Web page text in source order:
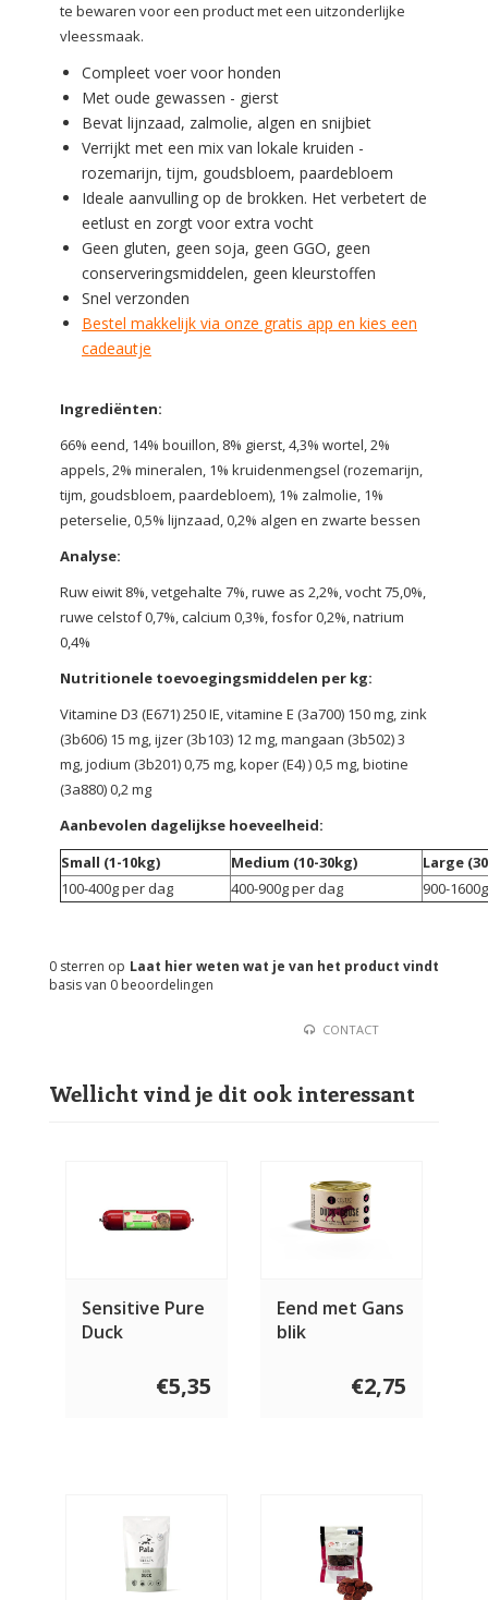
te bewaren voor een product met een uitzonderlijke
vleessmaak.
Compleet voer voor honden
Met oude gewassen - gierst
Bevat lijnzaad, zalmolie, algen en snijbiet
Verrijkt met een mix van lokale kruiden -
rozemarijn, tijm, goudsbloem, paardebloem
Ideale aanvulling op de brokken. Het verbetert de
eetlust en zorgt voor extra vocht
Geen gluten, geen soja, geen GGO, geen
conserveringsmiddelen, geen kleurstoffen
Snel verzonden
Bestel makkelijk via onze gratis app en kies een
cadeautje
Ingrediënten:
66% eend, 14% bouillon, 8% gierst, 4,3% wortel, 2%
appels, 2% mineralen, 1% kruidenmengsel (rozemarijn,
tijm, goudsbloem, paardebloem), 1% zalmolie, 1%
peterselie, 0,5% lijnzaad, 0,2% algen en zwarte bessen
Analyse:
Ruw eiwit 8%, vetgehalte 7%, ruwe as 2,2%, vocht 75,0%,
ruwe celstof 0,7%, calcium 0,3%, fosfor 0,2%, natrium
0,4%
Nutritionele toevoegingsmiddelen per kg:
Vitamine D3 (E671) 250 IE, vitamine E (3a700) 150 mg, zink
(3b606) 15 mg, ijzer (3b103) 12 mg, mangaan (3b502) 3
mg, jodium (3b201) 0,75 mg, koper (E4) ) 0,5 mg, biotine
(3a880) 0,2 mg
Aanbevolen dagelijkse hoeveelheid:
Small (1-10kg)
Medium (10-30kg)
Large
100-400g per dag
400-900g per dag 900-
Laat hier weten wat je van het product vindt
0 sterren op
basis van 0 beoordelingen
CONTACT
Wellicht vind je dit ook interessant
Sensitive Pure
Duck
€5,35
Eend met Gans
blik
€2,75